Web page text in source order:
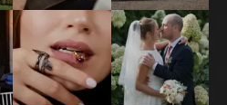
Ювелирная
фотосъемка
украшений
Свадебная
фотосъемка